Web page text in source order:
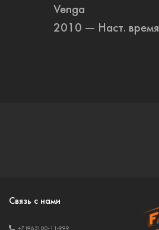
Venga
2010 — Наст. время
Связь с нами
+7 (965) 00-11-999